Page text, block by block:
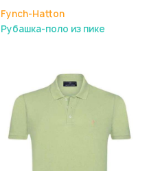
Fynch-Hatton
Рубашка-поло из пике